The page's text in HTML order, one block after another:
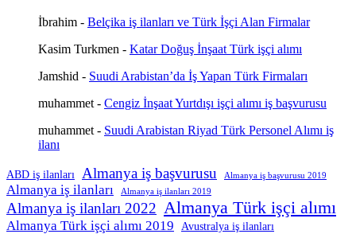
İbrahim - Belçika iş ilanları ve Türk İşçi Alan Firmalar
Kasim Turkmen - Katar Doğuş İnşaat Türk işçi alımı
Jamshid - Suudi Arabistan’da İş Yapan Türk Firmaları
muhammet - Cengiz İnşaat Yurtdışı işçi alımı iş başvurusu
muhammet - Suudi Arabistan Riyad Türk Personel Alımı iş
ilanı
ABD iş ilanları Almanya iş başvurusu Almanya iş başvurusu 2019
Almanya iş ilanları Almanya iş ilanları 2019
Almanya iş ilanları 2022 Almanya Türk işçi alımı
Almanya Türk işçi alımı 2019 Avustralya iş ilanları